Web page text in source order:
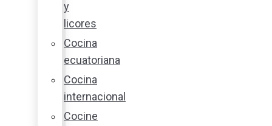
y
licores
Cocina
ecuatoriana
Cocina
internacional
Cocine